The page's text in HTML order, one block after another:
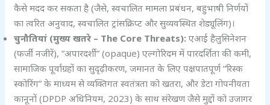
कैसे मदद कर सकता है (जैसे, स्वचालित मामला प्रबंधन, बहुभाषी निर्णयों
का त्वरित अनुवाद, स्वचालित ट्रांसक्रिप्ट और सुव्यवस्थित शेड्यूलिंग)।
चुनौतियां (मुख्य खतरे – The Core Threats): एआई हैलुसिनेशन
(फर्जी नजीरें), “अपारदर्शी” (opaque) एल्गोरिदम में पारदर्शिता की कमी,
सामाजिक पूर्वाग्रहों का सुदृढ़ीकरण, जमानत के लिए पक्षपातपूर्ण “रिस्क
स्कोरिंग” के माध्यम से व्यक्तिगत स्वतंत्रता को खतरा, और डेटा गोपनीयता
कानूनों (DPDP अधिनियम, 2023) के साथ संरेखण जैसे मुद्दों को उजागर